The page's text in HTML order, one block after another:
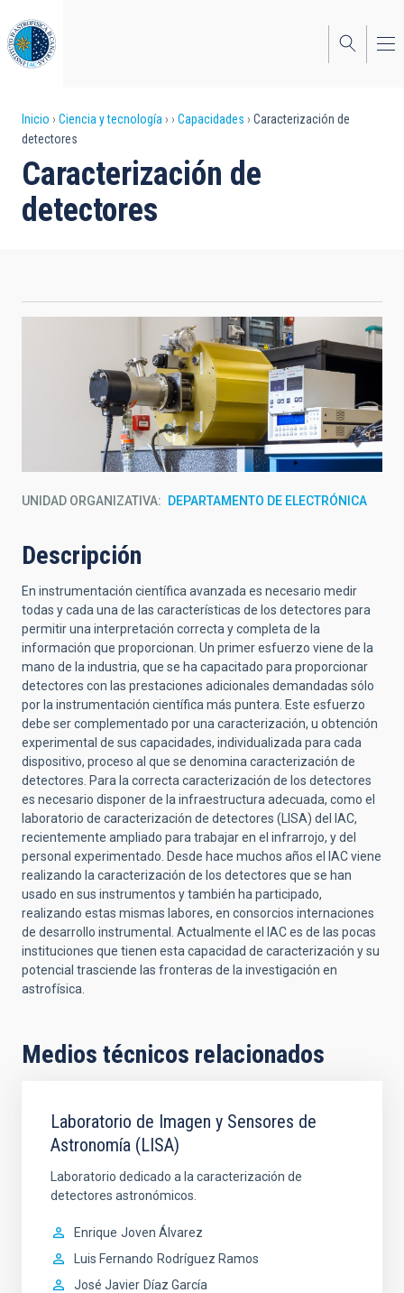
al
contenido
principal
Sobrescribir
enlaces
de
ayuda
navegación
Inicio Ciencia y tecnología Capacidades
Caracterización de
detectores
Caracterización de
detectores
UNIDAD ORGANIZATIVA DEPARTAMENTO DE ELECTRÓNICA
Descripción
En instrumentación científica avanzada es necesario medir
todas y cada una de las características de los detectores para
permitir una interpretación correcta y completa de la
información que proporcionan. Un primer esfuerzo viene de la
mano de la industria, que se ha capacitado para proporcionar
detectores con las prestaciones adicionales demandadas sólo
por la instrumentación científica más puntera. Este esfuerzo
debe ser complementado por una caracterización, u obtención
experimental de sus capacidades, individualizada para cada
dispositivo, proceso al que se denomina caracterización de
detectores. Para la correcta caracterización de los detectores
es necesario disponer de la infraestructura adecuada, como el
laboratorio de caracterización de detectores (LISA) del IAC,
recientemente ampliado para trabajar en el infrarrojo, y del
personal experimentado. Desde hace muchos años el IAC viene
realizando la caracterización de los detectores que se han
usado en sus instrumentos y también ha participado,
realizando estas mismas labores, en consorcios internaciones
de desarrollo instrumental. Actualmente el IAC es de las pocas
instituciones que tienen esta capacidad de caracterización y su
potencial trasciende las fronteras de la investigación en
astrofísica.
Medios técnicos relacionados
Laboratorio de Imagen y Sensores de
Astronomía (LISA)
Laboratorio dedicado a la caracterización de
detectores astronómicos.
Enrique Joven Álvarez
Luis Fernando Rodríguez Ramos
José Javier Díaz García